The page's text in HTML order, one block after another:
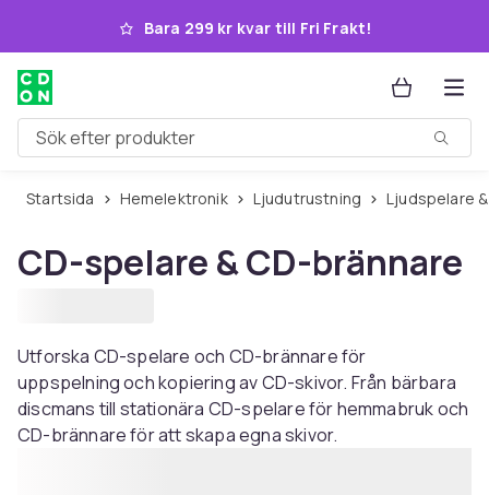
Hoppa till huvudinnehållet
Bara 299 kr kvar till Fri Frakt!
Sök efter produkter
Startsida Hemelektronik Ljudutrustning Ljudspelare
CD-spelare & CD-brännare
Utforska CD-spelare och CD-brännare för
uppspelning och kopiering av CD-skivor. Från bärbara
discmans till stationära CD-spelare för hemmabruk och
CD-brännare för att skapa egna skivor.